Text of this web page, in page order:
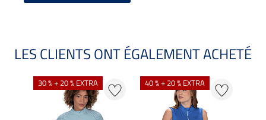
LES CLIENTS ONT ÉGALEMENT ACHETÉ
30 % + 20 % EXTRA 40 % + 20 % EXTRA